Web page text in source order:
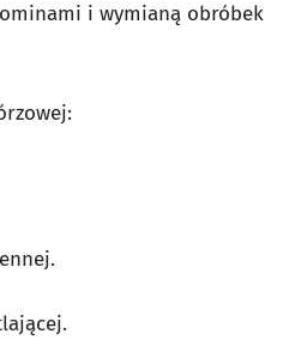
i wymianą obróbek